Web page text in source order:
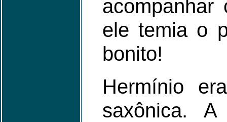
ele temia o
bonito!
Hermínio
saxônica.